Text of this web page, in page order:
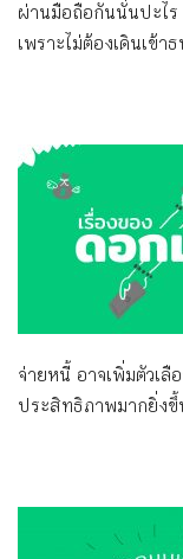
ผ่านมือถือกันนั่นปะไร
เพราะไม่ต้องเดินเข้า
จ่ายหนี้ อาจเพิ่มตัวเลื
ประสิทธิภาพมากยิ่งขึ้